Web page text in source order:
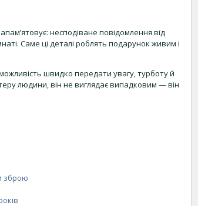
несподіване повідомлення від
Саме ці деталі роблять подарунок живим і
швидко передати увагу, турботу й
людини, він не виглядає випадковим — він
зброю